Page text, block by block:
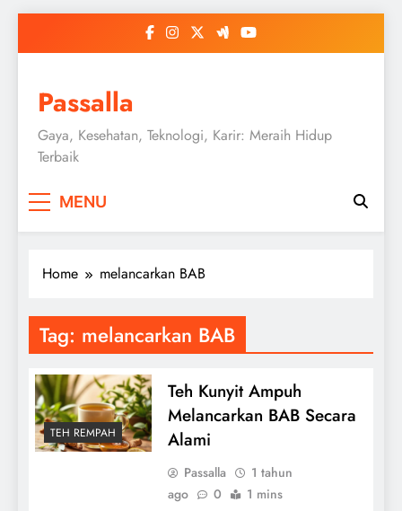
Passalla
Gaya, Kesehatan, Teknologi, Karir: Meraih Hidup
Terbaik
MENU
Home melancarkan BAB
Tag: melancarkan BAB
TEH REMPAH
Teh Kunyit Ampuh
Melancarkan BAB Secara
Alami
Passalla
1 tahun
ago
0 1 mins